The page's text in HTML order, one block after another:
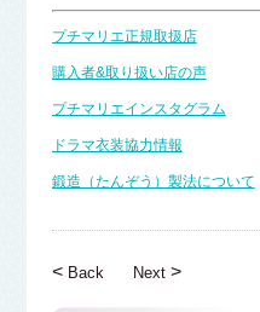
プチマリエ正規取扱店
購入者&取り扱い店の声
プチマリエインスタグラム
ドラマ衣装協力情報
鍛造（たんぞう）製法について
<Back Next >